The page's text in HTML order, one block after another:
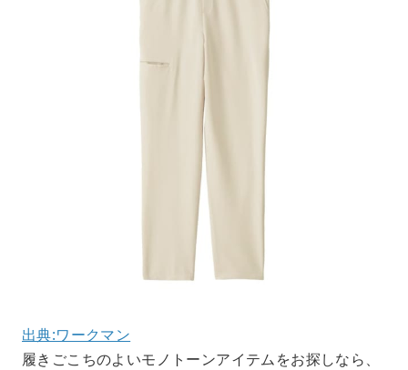
出典:ワークマン
履きごこちのよいモノトーンアイテムをお探しなら、